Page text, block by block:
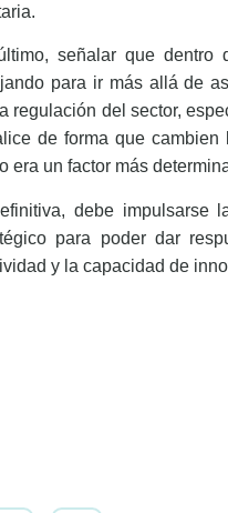
señalar que dentro
para ir más allá de
regulación del sector,
de forma que
era un factor más
debe impulsarse
para poder dar
y la capacidad de